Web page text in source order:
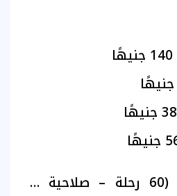
الاشتراك الشهري (60 رحلة – صلاحية 60